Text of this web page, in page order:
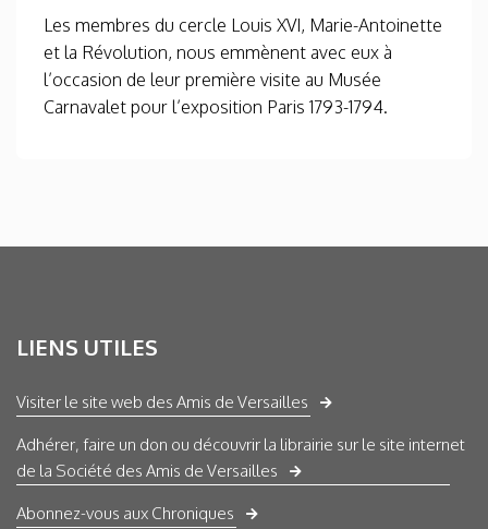
Les membres du cercle Louis XVI, Marie-Antoinette
et la Révolution, nous emmènent avec eux à
l’occasion de leur première visite au Musée
Carnavalet pour l’exposition Paris 1793-1794.
LIENS UTILES
Visiter le site web des Amis de Versailles
Adhérer, faire un don ou découvrir la librairie sur le site internet
de la Société des Amis de Versailles
Abonnez-vous aux Chroniques